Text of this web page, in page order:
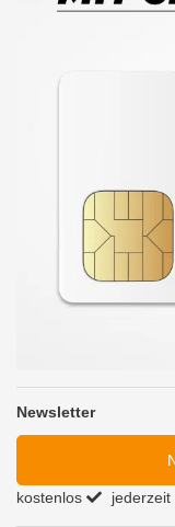
Newsletter
kostenlos